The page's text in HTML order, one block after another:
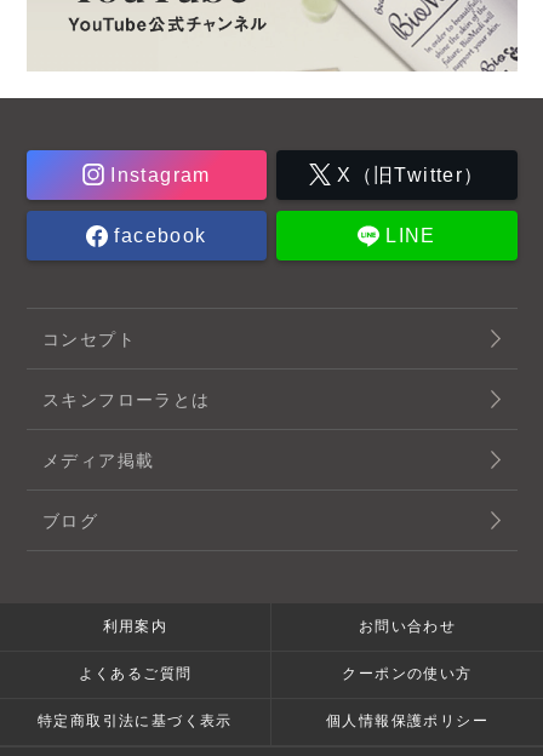
Instagram X（旧Twitter）
facebook LINE
コンセプト
スキンフローラとは
メディア掲載
ブログ
利用案内 お問い合わせ
よくあるご質問 クーポンの使い方
特定商取引法に基づく表示 個人情報保護ポリシー